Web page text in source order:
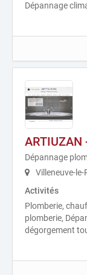
Dépannage
Dépannage
Villeneuve-
Activités
Plomberie,
plomberie,
dégorgement